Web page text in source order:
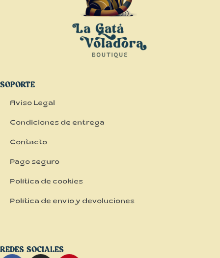
SOPORTE
Aviso Legal
Condiciones de entrega
Contacto
Pago seguro
Política de cookies
Política de envío y devoluciones
REDES SOCIALES